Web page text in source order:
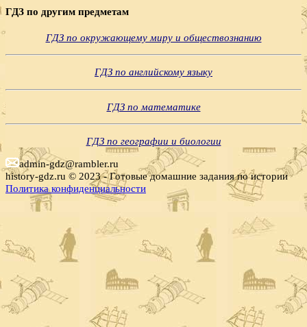
ГДЗ по другим предметам
ГДЗ по окружающему миру и обществознанию
ГДЗ по английскому языку
ГДЗ по математике
ГДЗ по географии и биологии
admin-gdz@rambler.ru
history-gdz.ru © 2023 - Готовые домашние задания по истории
Политика конфиденциальности